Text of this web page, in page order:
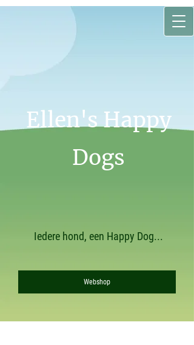
Ellen's Happy
Dogs
Iedere hond, een Happy Dog...
Webshop